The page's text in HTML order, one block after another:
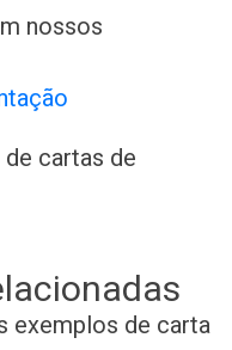
nossos
cartas de
exemplos de carta